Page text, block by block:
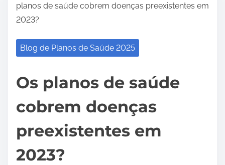
planos de saúde cobrem doenças preexistentes em
2023?
Blog de Planos de Saúde 2025
Os planos de saúde
cobrem doenças
preexistentes em
2023?